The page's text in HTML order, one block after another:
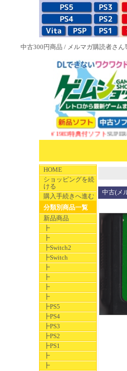
中古300円商品 / メルマガ購読者さん
NEW 1983特典付ソフトSUPERやの
HOME
ショッピングを続
ける
購入手続きへ進む
分類別商品一覧
新品商品
┣
┣
┣Switch2
┣Switch
┣
┣
┣
┣
┣PS5
┣PS4
┣PS3
┣PS2
┣PS1
┣
┣
中古(メ